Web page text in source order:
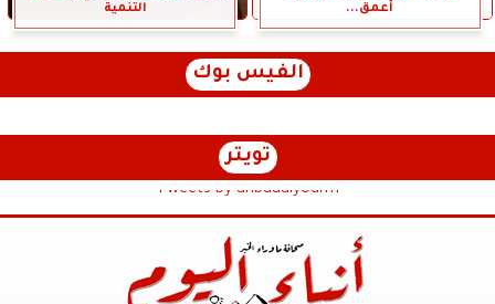
أعمق...
التنمية
الفيس بوك
تويتر
Tweets by anbaaalyoum1